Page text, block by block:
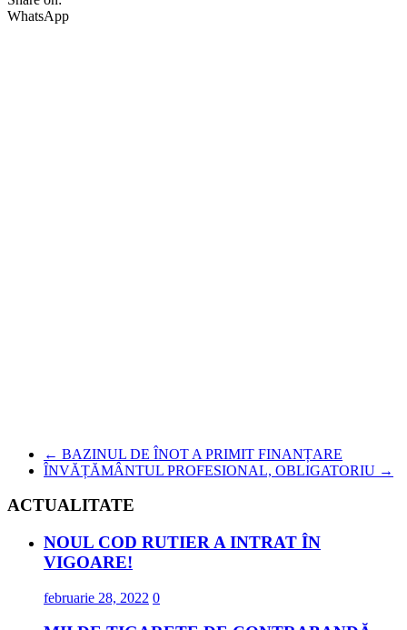
WhatsApp
← BAZINUL DE ÎNOT A PRIMIT FINANȚARE
ÎNVĂȚĂMÂNTUL PROFESIONAL, OBLIGATORIU →
ACTUALITATE
NOUL COD RUTIER A INTRAT ÎN
VIGOARE!
februarie 28, 2022 0